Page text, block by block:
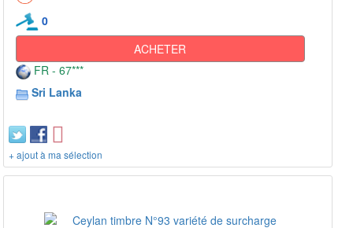
0
ACHETER
FR - 67***
Sri Lanka
+ ajout à ma sélection